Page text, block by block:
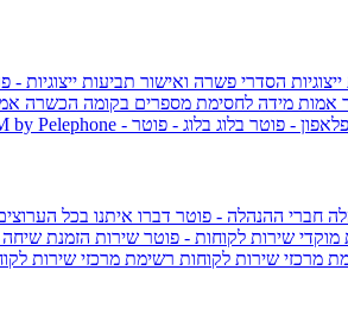
הסדרי פשרה ואישור תביעות ייצוגיות -
אמות מידה לחסימת מספרים בקומה הכשרה
- פוטר בלוג בלוג - פוטר
חברי ההנהלה - פוטר דברו איתנו בכל
מוקדי שירות לקוחות - פוטר שירות הזמנת
מרכזי שירות לקוחות רשימת מרכזי שירות